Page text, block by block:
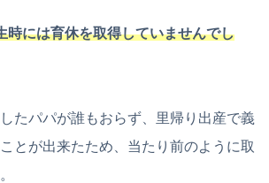
時には育休を取得していませんでし
たパパが誰もおらず、里帰り出産で義
とが出来たため、当たり前のように取